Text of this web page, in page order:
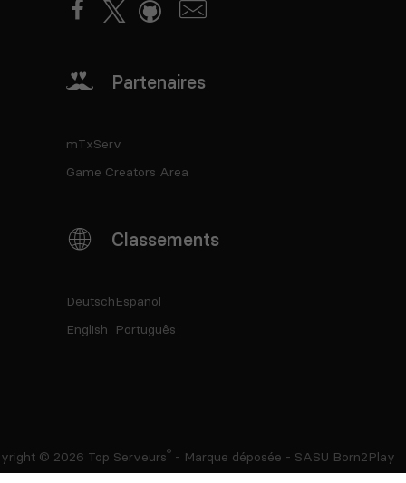
Partenaires
mTxServ
Game Creators Area
Classements
Deutsch
English
Español
Português
© 2026 Top Serveurs® - Marque déposée - SASU Born2Play